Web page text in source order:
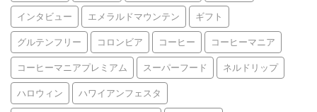
インタビュー エメラルドマウンテン ギフト
グルテンフリー コロンビア コーヒー コーヒーマニア
コーヒーマニアプレミアム スーパーフード ネルドリップ
ハロウィン ハワイアンフェスタ